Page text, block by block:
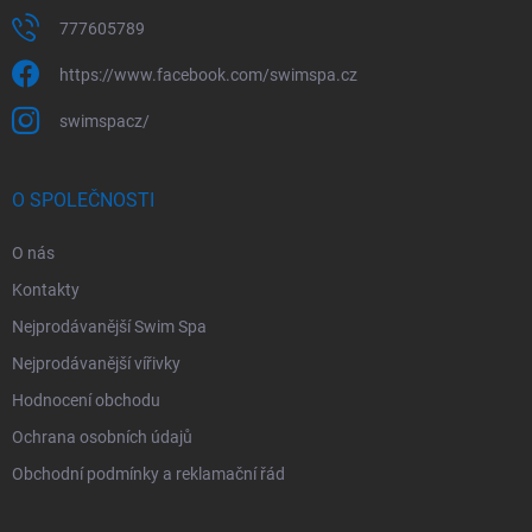
777605789
https://www.facebook.com/swimspa.cz
swimspacz/
O SPOLEČNOSTI
O nás
Kontakty
Nejprodávanější Swim Spa
Nejprodávanější vířivky
Hodnocení obchodu
Ochrana osobních údajů
Obchodní podmínky a reklamační řád